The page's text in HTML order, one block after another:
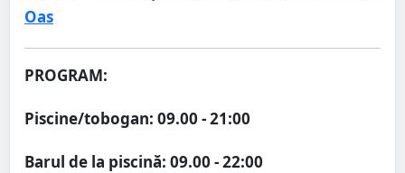
Oas
PROGRAM:
Piscine/tobogan: 09.00 - 21:00
Barul de la piscină: 09.00 - 22:00